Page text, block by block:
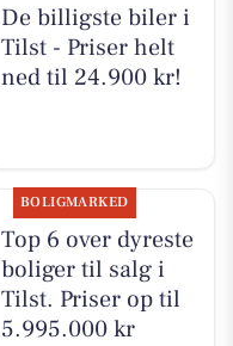
De billigste biler i
Tilst - Priser helt
ned til 24.900 kr!
BOLIGMARKED
Top 6 over dyreste
boliger til salg i
Tilst. Priser op til
5.995.000 kr